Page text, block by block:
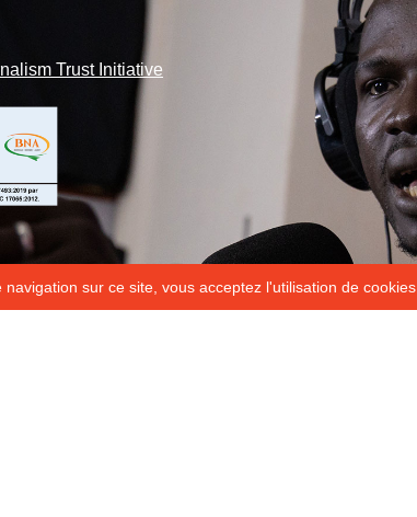
sur ce site, vous acceptez l'utilisation de cookies.
Trust Initiative
ILS NOUS SOUTIENNENT